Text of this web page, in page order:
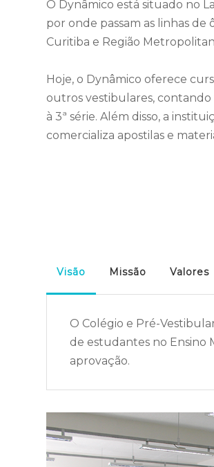
O Dynâmico está situado no
por onde passam as linhas
Curitiba e Região
Hoje, o Dynâmico oferece
outros vestibulares, contando
à 3ª série. Além disso, a
comercializa apostilas e
Visão Missão Valores
O Colégio e Pré-
de estudantes no Ensino
aprovação.